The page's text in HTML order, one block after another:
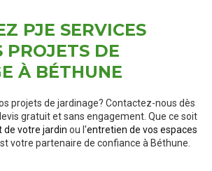
PJE SERVICES
PROJETS DE
À BÉTHUNE
projets de jardinage? Contactez-nous dès
gratuit et sans engagement. Que ce soit
votre jardin ou l'entretien de vos espaces
votre partenaire de confiance à Béthune.